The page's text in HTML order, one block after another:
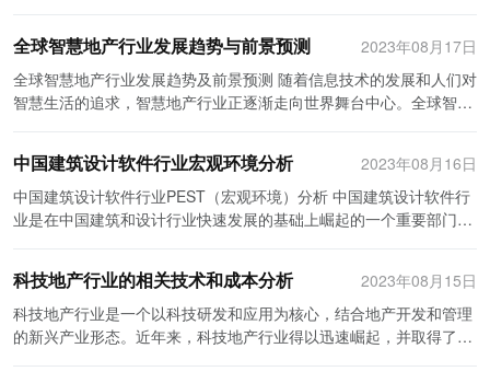
全球智慧地产行业发展趋势与前景预测
2023年08月17日
全球智慧地产行业发展趋势及前景预测 随着信息技术的发展和人们对
智慧生活的追求，智慧地产行业正逐渐走向世界舞台中心。全球智慧
家，都存在巨大的市场潜力。本文将探讨全球智慧地产行业的发展趋
势及前景预测。 首先，全球智慧地产行业的发展趋势是数字化、智能
化与可持续发展的融合。数字化使得房地产数据、信息和业务流程互
联网化，实现了房地产行业的数字化转型和智能化升级。智能化技术
展理念正逐渐渗透到房地产行业中，推动了绿色建筑和可再生能源的
应用，使房地产行业的发展更加环保和可持续。 其次，全球智慧地产
行业的前景看好。随着全球城市化进程的加速和人口增长的持续，房
中国建筑设计软件行业宏观环境分析
2023年08月16日
中国建筑设计软件行业PEST（宏观环境）分析 中国建筑设计软件行
业是在中国建筑和设计行业快速发展的基础上崛起的一个重要部门。
响着建筑设计软件行业的发展。中国政府一直以来都非常重视建筑和
设计行业的发展，并提出了一系列的政策措施来支持这一行业。例
如，政府鼓励创新和技术进步，提供优惠政策来支持软件行业的创新
科技地产行业的相关技术和成本分析
2023年08月15日
科技地产行业是一个以科技研发和应用为核心，结合地产开发和管理
的新兴产业形态。近年来，科技地产行业得以迅速崛起，并取得了显